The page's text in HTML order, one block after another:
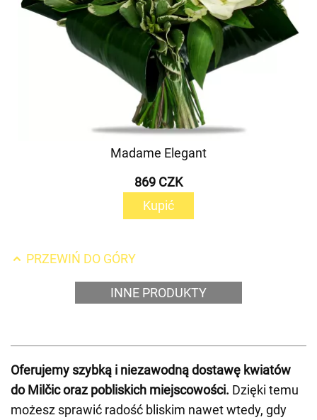
Madame Elegant
869 CZK
Kupić
PRZEWIŃ DO GÓRY
INNE PRODUKTY
Oferujemy szybką i niezawodną dostawę kwiatów
do Milčic oraz pobliskich miejscowości. Dzięki temu
możesz sprawić radość bliskim nawet wtedy, gdy